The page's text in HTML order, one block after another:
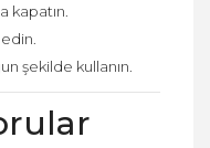
kapatın.
şekilde kullanın.